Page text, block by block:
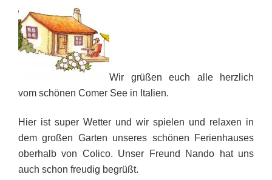
Wir grüßen euch alle herzlich
vom schönen Comer See in Italien.
Hier ist super Wetter und wir spielen und relaxen in
dem großen Garten unseres schönen Ferienhauses
oberhalb von Colico. Unser Freund Nando hat uns
auch schon freudig begrüßt.